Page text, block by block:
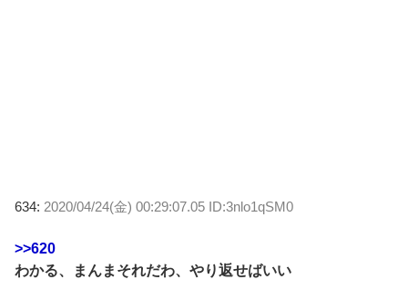
634: 2020/04/24(金) 00:29:07.05 ID:3nlo1qSM0
>>620
わかる、まんまそれだわ、やり返せばいい